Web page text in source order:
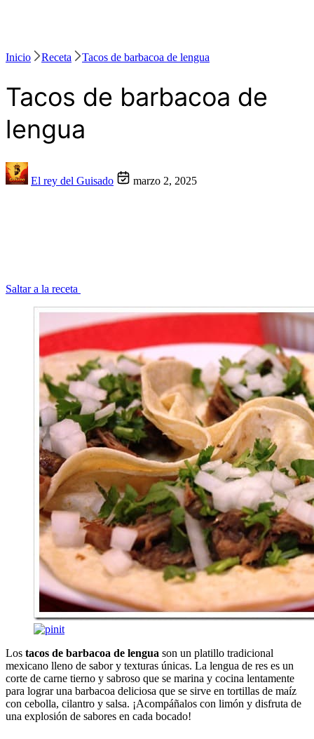
Inicio Receta Tacos de barbacoa de lengua
Tacos de barbacoa de
lengua
El rey del Guisado marzo 2, 2025
Saltar a la receta
Los tacos de barbacoa de lengua son un platillo tradicional
mexicano lleno de sabor y texturas únicas. La lengua de res es un
corte de carne tierno y sabroso que se marina y cocina lentamente
para lograr una barbacoa deliciosa que se sirve en tortillas de maíz
con cebolla, cilantro y salsa. ¡Acompáñalos con limón y disfruta de
una explosión de sabores en cada bocado!